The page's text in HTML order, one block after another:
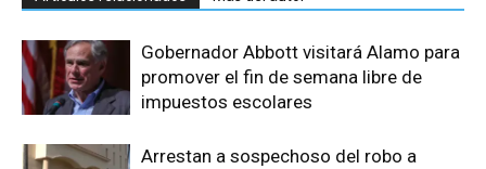
Gobernador Abbott visitará Alamo para
promover el fin de semana libre de
impuestos escolares
Arrestan a sospechoso del robo a